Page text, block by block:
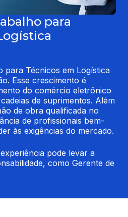
para
para Técnicos em Logística
Esse crescimento é
do comércio eletrônico
de suprimentos. Além
de obra qualificada no
de profissionais bem-
às exigências do mercado.
pode levar a
como Gerente de